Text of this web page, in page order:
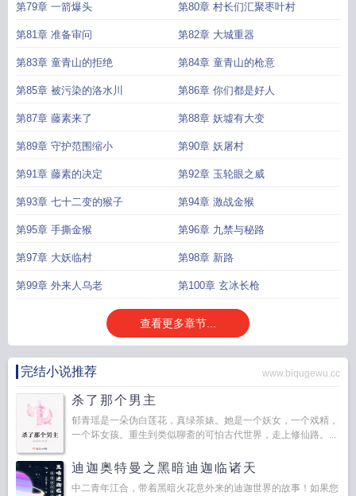
第79章 一箭爆头 第80章 村长们汇聚枣叶村
第81章 准备审问 第82章 大城重器
第83章 童青山的拒绝 第84章 童青山的枪意
第85章 被污染的洛水川 第86章 你们都是好人
第87章 藤素来了 第88章 妖墟有大变
第89章 守护范围缩小 第90章 妖屠村
第91章 藤素的决定 第92章 玉轮眼之威
第93章 七十二变的猴子 第94章 激战金猴
第95章 手撕金猴 第96章 九禁与秘路
第97章 大妖临村 第98章 新路
第99章 外来人乌老 第100章 玄冰长枪
查看更多章节...
完结小说推荐 www.biqugewu.cc
杀了那个男主
郁青瑶是一朵伪白莲花，真绿茶婊。她是一个妖女，一个戏精，
一个坏女孩。重生到类似聊斋的可怕古代世界，走上修仙路。...
迪迦奥特曼之黑暗迪迦临诸天
中二青年江合，带着黑暗火花意外来的迪迦世界的故事！如果您